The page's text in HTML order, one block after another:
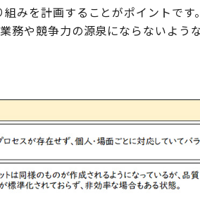
みを計画することがポイントです
務や競争力の源泉にならないよう